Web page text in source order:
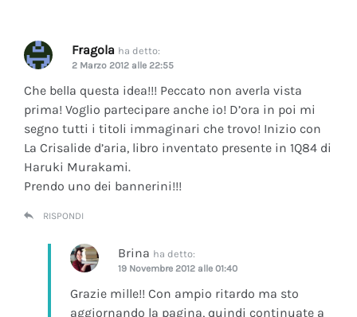
Fragola ha detto:
2 Marzo 2012 alle 22:55
Che bella questa idea!!! Peccato non averla vista
prima! Voglio partecipare anche io! D’ora in poi mi
segno tutti i titoli immaginari che trovo! Inizio con
La Crisalide d’aria, libro inventato presente in 1Q84 di
Haruki Murakami.
Prendo uno dei bannerini!!!
RISPONDI
Brina ha detto:
19 Novembre 2012 alle 01:40
Grazie mille!! Con ampio ritardo ma sto
aggiornando la pagina, quindi continuate a